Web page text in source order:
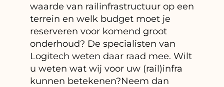
waarde van railinfrastructuur op een
terrein en welk budget moet je
reserveren voor komend groot
onderhoud? De specialisten van
Logitech weten daar raad mee. Wilt
u weten wat wij voor uw (rail)infra
kunnen betekenen?Neem dan